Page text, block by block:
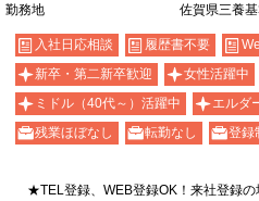
勤務地
佐賀県三養
入社日応相談 履歴書不要
新卒・第二新卒歓迎
女性活躍中
ミドル（40代～）活躍中
エルダ
残業ほぼなし
転勤なし 登録
★TEL登録、WEB登録OK！来社登録